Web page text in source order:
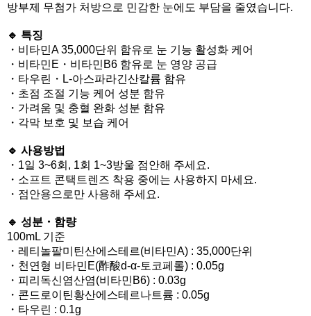
방부제 무첨가 처방으로 민감한 눈에도 부담을 줄였습니다.
🔹 특징
・비타민A 35,000단위 함유로 눈 기능 활성화 케어
・비타민E・비타민B6 함유로 눈 영양 공급
・타우린・L-아스파라긴산칼륨 함유
・초점 조절 기능 케어 성분 함유
・가려움 및 충혈 완화 성분 함유
・각막 보호 및 보습 케어
🔹 사용방법
・1일 3~6회, 1회 1~3방울 점안해 주세요.
・소프트 콘택트렌즈 착용 중에는 사용하지 마세요.
・점안용으로만 사용해 주세요.
🔹 성분・함량
100mL 기준
・레티놀팔미틴산에스테르(비타민A) : 35,000단위
・천연형 비타민E(酢酸d-α-토코페롤) : 0.05g
・피리독신염산염(비타민B6) : 0.03g
・콘드로이틴황산에스테르나트륨 : 0.05g
・타우린 : 0.1g